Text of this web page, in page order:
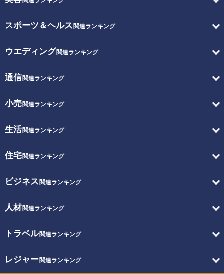
スポーツ＆ヘルス 関連ランキング
ウエディング関連ランキング
通信関連ランキング
小売関連ランキング
生活関連ランキング
住宅関連ランキング
ビジネス 関連ランキング
人材関連ランキング
トラベル関連ランキング
レジャー関連ランキング